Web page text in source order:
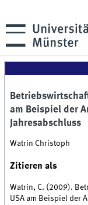
am Beispiel der
Jahresabschluss
Watrin Christoph
Zitieren als
Watrin, C. (2009).
USA am Beispiel der